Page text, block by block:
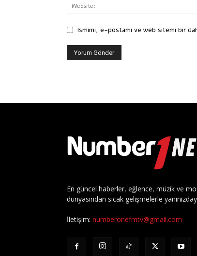
Ismimi, e-postamı ve web sitemi bir
En güncel haberler, eğlence, müzik ve
dünyasından sıcak gelişmelerle
İletişim: numberonefmtv@gmail.com